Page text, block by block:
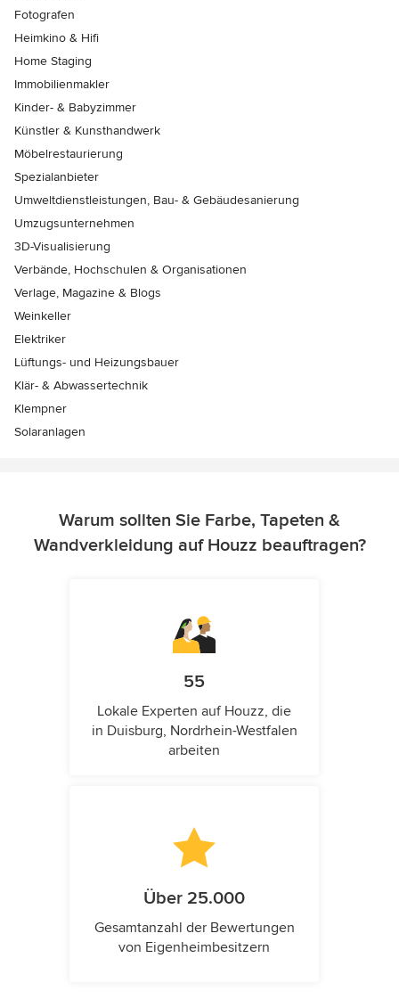
Fotografen
Heimkino & Hifi
Home Staging
Immobilienmakler
Kinder- & Babyzimmer
Künstler & Kunsthandwerk
Möbelrestaurierung
Spezialanbieter
Umweltdienstleistungen, Bau- & Gebäudesanierung
Umzugsunternehmen
3D-Visualisierung
Verbände, Hochschulen & Organisationen
Verlage, Magazine & Blogs
Weinkeller
Elektriker
Lüftungs- und Heizungsbauer
Klär- & Abwassertechnik
Klempner
Solaranlagen
Warum sollten Sie Farbe, Tapeten &
Wandverkleidung auf Houzz beauftragen?
55
Lokale Experten auf Houzz, die
in Duisburg, Nordrhein-Westfalen
arbeiten
Über 25.000
Gesamtanzahl der Bewertungen
von Eigenheimbesitzern